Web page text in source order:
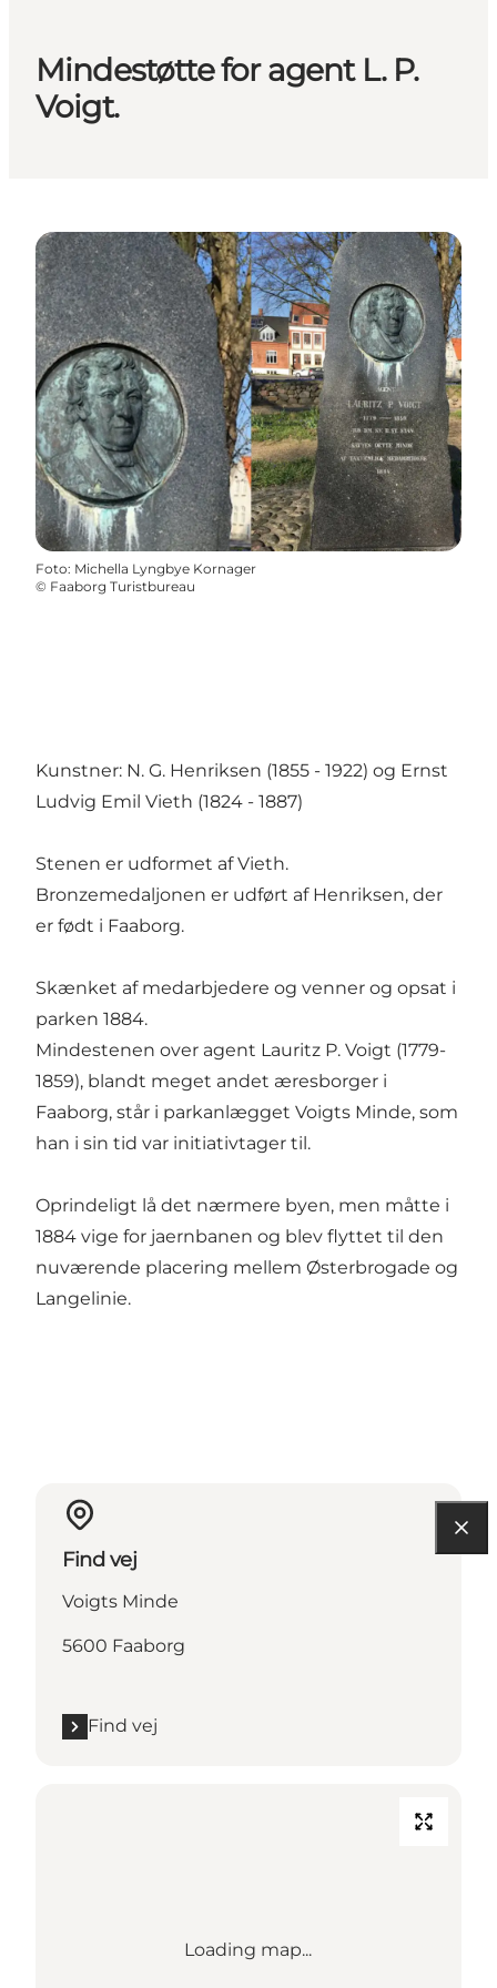
Mindestøtte for agent L. P.
Voigt.
Foto: Michella Lyngbye Kornager
© Faaborg Turistbureau
Kunstner: N. G. Henriksen (1855 - 1922) og Ernst
Ludvig Emil Vieth (1824 - 1887)
Stenen er udformet af Vieth.
Bronzemedaljonen er udført af Henriksen, der
er født i Faaborg.
Skænket af medarbjedere og venner og opsat i
parken 1884.
Mindestenen over agent Lauritz P. Voigt (1779-
1859), blandt meget andet æresborger i
Faaborg, står i parkanlægget Voigts Minde, som
han i sin tid var initiativtager til.
Oprindeligt lå det nærmere byen, men måtte i
1884 vige for jaernbanen og blev flyttet til den
nuværende placering mellem Østerbrogade og
Langelinie.
Find vej
Voigts Minde
5600 Faaborg
Find vej
Loading map...